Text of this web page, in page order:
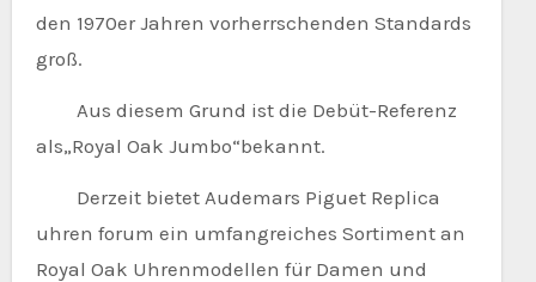
den 1970er Jahren vorherrschenden Standards
groß.
Aus diesem Grund ist die Debüt-Referenz
als„Royal Oak Jumbo“bekannt.
Derzeit bietet Audemars Piguet Replica
uhren forum ein umfangreiches Sortiment an
Royal Oak Uhrenmodellen für Damen und